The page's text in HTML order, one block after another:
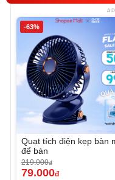
-63%
Quạt tích điện kẹp bàn
để bàn
219.000đ
79.000đ